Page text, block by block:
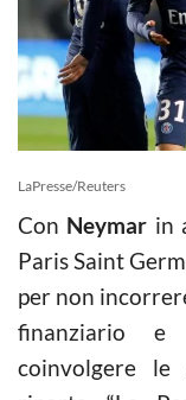
LaPresse/Reuters
Con Neymar in
Paris Saint
per non
finanziario e
coinvolgere le